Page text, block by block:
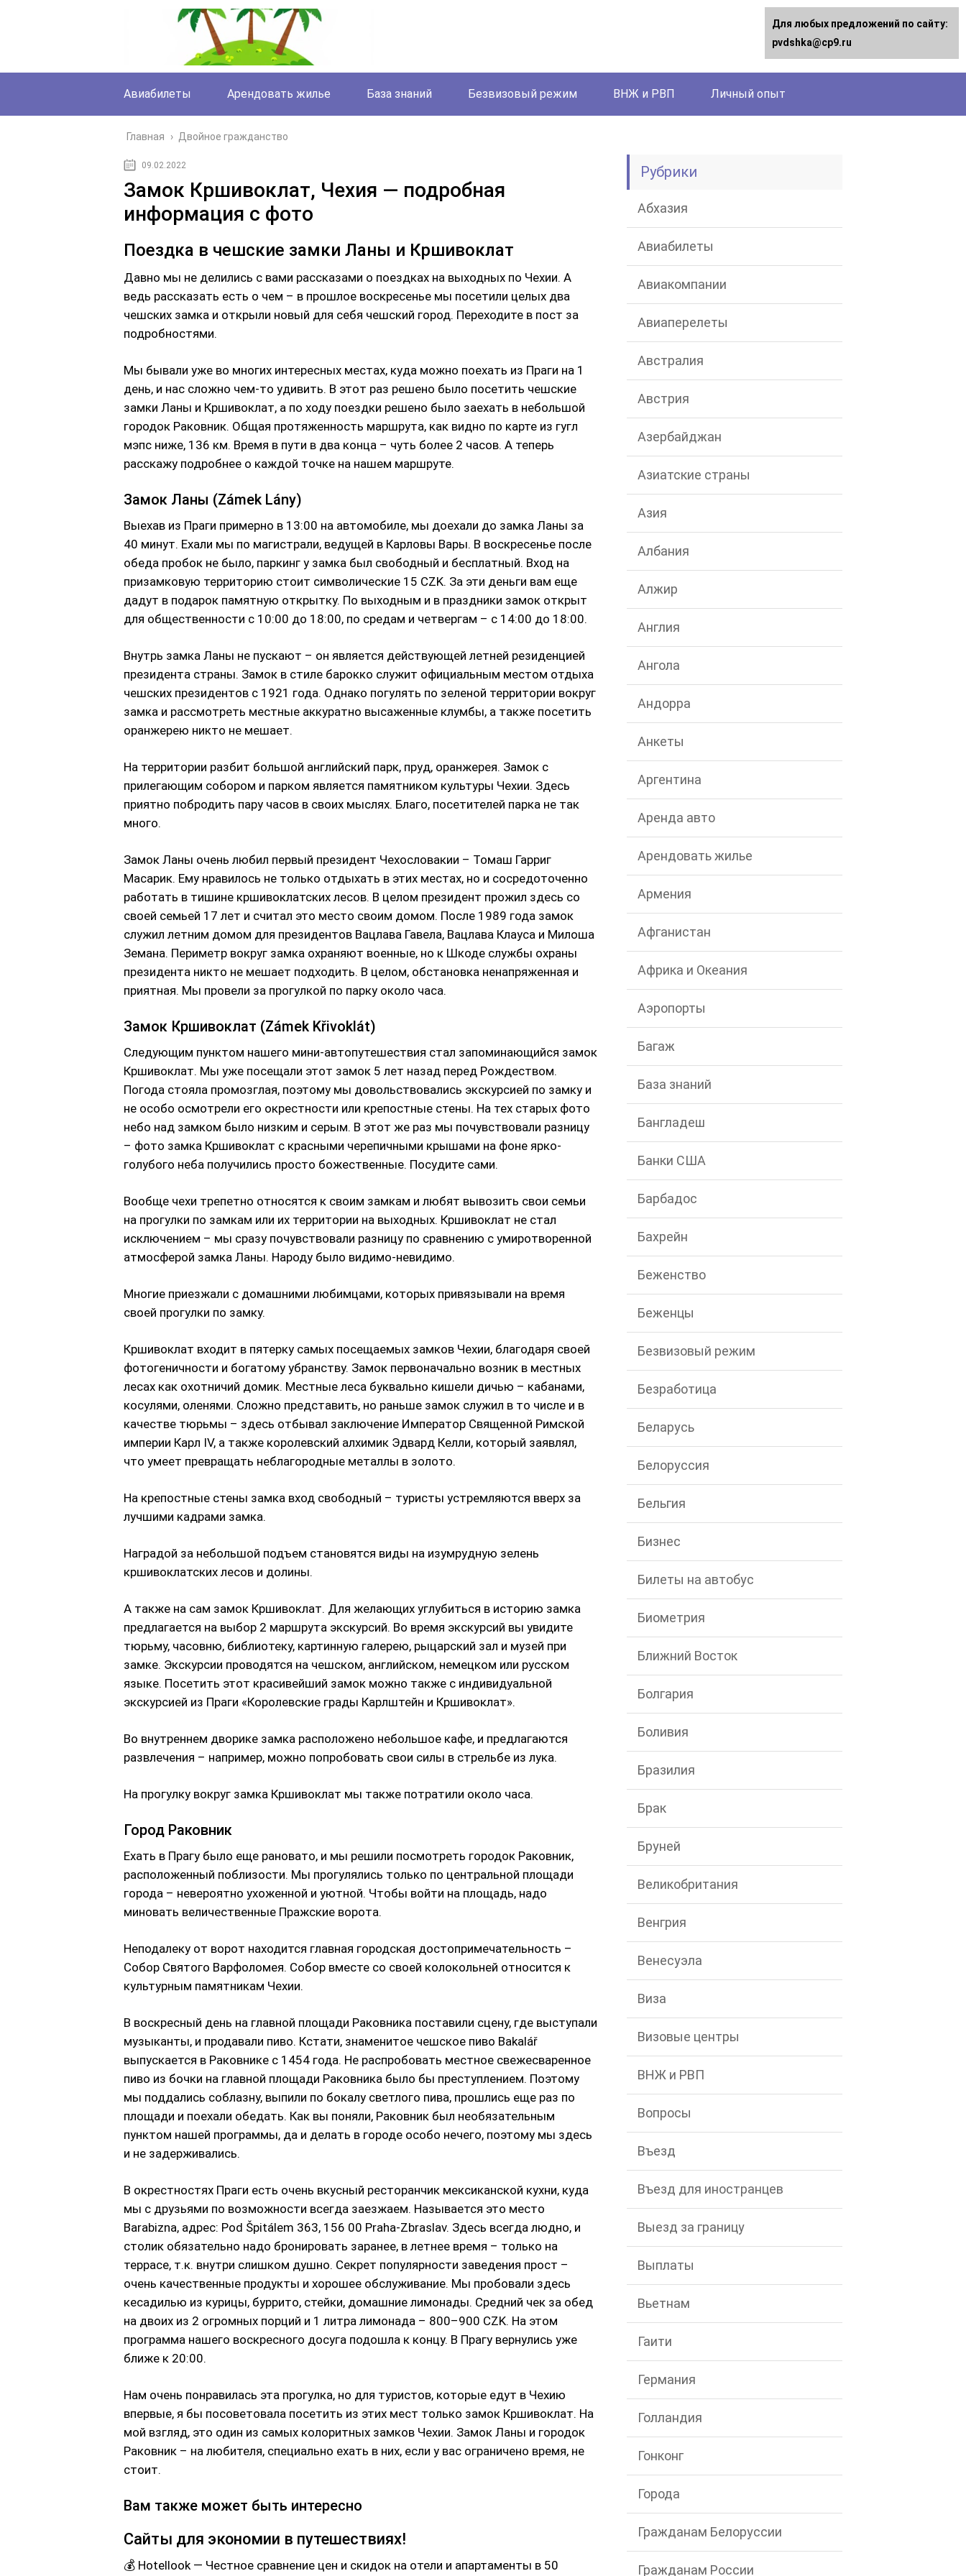
Авиабилеты Арендовать жилье База знаний Безвизовый режим ВНЖ и РВП Личный опыт
Главная › Двойное гражданство
09.02.2022
Замок Кршивоклат, Чехия — подробная
информация с фото
Поездка в чешские замки Ланы и Кршивоклат
Давно мы не делились с вами рассказами о поездках на выходных по Чехии. А
ведь рассказать есть о чем – в прошлое воскресенье мы посетили целых два
чешских замка и открыли новый для себя чешский город. Переходите в пост за
подробностями.
Мы бывали уже во многих интересных местах, куда можно поехать из Праги на 1
день, и нас сложно чем-то удивить. В этот раз решено было посетить чешские
замки Ланы и Кршивоклат, а по ходу поездки решено было заехать в небольшой
городок Раковник. Общая протяженность маршрута, как видно по карте из гугл
мэпс ниже, 136 км. Время в пути в два конца – чуть более 2 часов. А теперь
расскажу подробнее о каждой точке на нашем маршруте.
Замок Ланы (Zámek Lány)
Выехав из Праги примерно в 13:00 на автомобиле, мы доехали до замка Ланы за
40 минут. Ехали мы по магистрали, ведущей в Карловы Вары. В воскресенье после
обеда пробок не было, паркинг у замка был свободный и бесплатный. Вход на
призамковую территорию стоит символические 15 CZK. За эти деньги вам еще
дадут в подарок памятную открытку. По выходным и в праздники замок открыт
для общественности с 10:00 до 18:00, по средам и четвергам – с 14:00 до 18:00.
Внутрь замка Ланы не пускают – он является действующей летней резиденцией
президента страны. Замок в стиле барокко служит официальным местом отдыха
чешских президентов с 1921 года. Однако погулять по зеленой территории вокруг
замка и рассмотреть местные аккуратно высаженные клумбы, а также посетить
оранжерею никто не мешает.
На территории разбит большой английский парк, пруд, оранжерея. Замок с
прилегающим собором и парком является памятником культуры Чехии. Здесь
приятно побродить пару часов в своих мыслях. Благо, посетителей парка не так
много.
Замок Ланы очень любил первый президент Чехословакии – Томаш Гарриг
Масарик. Ему нравилось не только отдыхать в этих местах, но и сосредоточенно
работать в тишине кршивоклатских лесов. В целом президент прожил здесь со
своей семьей 17 лет и считал это место своим домом. После 1989 года замок
служил летним домом для президентов Вацлава Гавела, Вацлава Клауса и Милоша
Земана. Периметр вокруг замка охраняют военные, но к Шкоде службы охраны
президента никто не мешает подходить. В целом, обстановка ненапряженная и
приятная. Мы провели за прогулкой по парку около часа.
Замок Кршивоклат (Zámek Křivoklát)
Следующим пунктом нашего мини-автопутешествия стал запоминающийся замок
Кршивоклат. Мы уже посещали этот замок 5 лет назад перед Рождеством.
Погода стояла промозглая, поэтому мы довольствовались экскурсией по замку и
не особо осмотрели его окрестности или крепостные стены. На тех старых фото
небо над замком было низким и серым. В этот же раз мы почувствовали разницу
– фото замка Кршивоклат с красными черепичными крышами на фоне ярко-
голубого неба получились просто божественные. Посудите сами.
Вообще чехи трепетно относятся к своим замкам и любят вывозить свои семьи
на прогулки по замкам или их территории на выходных. Кршивоклат не стал
исключением – мы сразу почувствовали разницу по сравнению с умиротворенной
атмосферой замка Ланы. Народу было видимо-невидимо.
Многие приезжали с домашними любимцами, которых привязывали на время
своей прогулки по замку.
Кршивоклат входит в пятерку самых посещаемых замков Чехии, благодаря своей
фотогеничности и богатому убранству. Замок первоначально возник в местных
лесах как охотничий домик. Местные леса буквально кишели дичью – кабанами,
косулями, оленями. Сложно представить, но раньше замок служил в то числе и в
качестве тюрьмы – здесь отбывал заключение Император Священной Римской
империи Карл IV, а также королевский алхимик Эдвард Келли, который заявлял,
что умеет превращать неблагородные металлы в золото.
На крепостные стены замка вход свободный – туристы устремляются вверх за
лучшими кадрами замка.
Наградой за небольшой подъем становятся виды на изумрудную зелень
кршивоклатских лесов и долины.
А также на сам замок Кршивоклат. Для желающих углубиться в историю замка
предлагается на выбор 2 маршрута экскурсий. Во время экскурсий вы увидите
тюрьму, часовню, библиотеку, картинную галерею, рыцарский зал и музей при
замке. Экскурсии проводятся на чешском, английском, немецком или русском
языке. Посетить этот красивейший замок можно также с индивидуальной
экскурсией из Праги «Королевские грады Карлштейн и Кршивоклат».
Во внутреннем дворике замка расположено небольшое кафе, и предлагаются
развлечения – например, можно попробовать свои силы в стрельбе из лука.
На прогулку вокруг замка Кршивоклат мы также потратили около часа.
Город Раковник
Ехать в Прагу было еще рановато, и мы решили посмотреть городок Раковник,
расположенный поблизости. Мы прогулялись только по центральной площади
города – невероятно ухоженной и уютной. Чтобы войти на площадь, надо
миновать величественные Пражские ворота.
Неподалеку от ворот находится главная городская достопримечательность –
Собор Святого Варфоломея. Собор вместе со своей колокольней относится к
культурным памятникам Чехии.
В воскресный день на главной площади Раковника поставили сцену, где выступали
музыканты, и продавали пиво. Кстати, знаменитое чешское пиво Bakalář
выпускается в Раковнике с 1454 года. Не распробовать местное свежесваренное
пиво из бочки на главной площади Раковника было бы преступлением. Поэтому
мы поддались соблазну, выпили по бокалу светлого пива, прошлись еще раз по
площади и поехали обедать. Как вы поняли, Раковник был необязательным
пунктом нашей программы, да и делать в городе особо нечего, поэтому мы здесь
и не задерживались.
В окрестностях Праги есть очень вкусный ресторанчик мексиканской кухни, куда
мы с друзьями по возможности всегда заезжаем. Называется это место
Barabizna, адрес: Pod Špitálem 363, 156 00 Praha-Zbraslav. Здесь всегда людно, и
столик обязательно надо бронировать заранее, в летнее время – только на
террасе, т.к. внутри слишком душно. Секрет популярности заведения прост –
очень качественные продукты и хорошее обслуживание. Мы пробовали здесь
кесадилью из курицы, буррито, стейки, домашние лимонады. Средний чек за обед
на двоих из 2 огромных порций и 1 литра лимонада – 800–900 CZK. На этом
программа нашего воскресного досуга подошла к концу. В Прагу вернулись уже
ближе к 20:00.
Нам очень понравилась эта прогулка, но для туристов, которые едут в Чехию
впервые, я бы посоветовала посетить из этих мест только замок Кршивоклат. На
мой взгляд, это один из самых колоритных замков Чехии. Замок Ланы и городок
Раковник – на любителя, специально ехать в них, если у вас ограничено время, не
стоит.
Вам также может быть интересно
Сайты для экономии в путешествиях!
💰 Hotellook — Честное сравнение цен и скидок на отели и апартаменты в 50
Рубрики
Абхазия
Авиабилеты
Авиакомпании
Авиаперелеты
Австралия
Австрия
Азербайджан
Азиатские страны
Азия
Албания
Алжир
Англия
Ангола
Андорра
Анкеты
Аргентина
Аренда авто
Арендовать жилье
Армения
Афганистан
Африка и Океания
Аэропорты
Багаж
База знаний
Бангладеш
Банки США
Барбадос
Бахрейн
Беженство
Беженцы
Безвизовый режим
Безработица
Беларусь
Белоруссия
Бельгия
Бизнес
Билеты на автобус
Биометрия
Ближний Восток
Болгария
Боливия
Бразилия
Брак
Бруней
Великобритания
Венгрия
Венесуэла
Виза
Визовые центры
ВНЖ и РВП
Вопросы
Въезд
Въезд для иностранцев
Выезд за границу
Выплаты
Вьетнам
Гаити
Германия
Голландия
Гонконг
Города
Гражданам Белоруссии
Гражданам России
Для любых предложений по сайту:
pvdshka@cp9.ru